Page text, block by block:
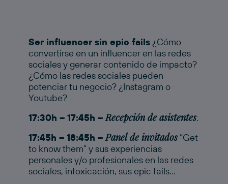
Ser influencer sin epic fails ¿Cómo
convertirse en un influencer en las redes
sociales y generar contenido de impacto?
¿Cómo las redes sociales pueden
potenciar tu negocio? ¿Instagram o
Youtube?
17:30h – 17:45h –Recepción de asistentes.
17:45h – 18:45h –Panel de invitados“Get
to know them” y sus experiencias
personales y/o profesionales en las redes
sociales, infoxicación, sus epic fails…